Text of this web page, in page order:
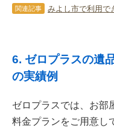
関連記事
6. ゼロプラスの遺
の実績例
ゼロプラスでは、お部
料金プランをご用意し